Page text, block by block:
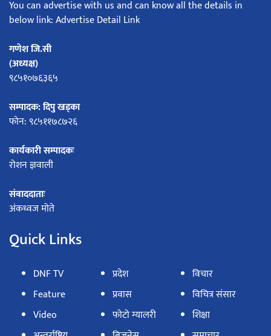
You can advertise with us and can know all the details in
below link: Advertise Detail Link
गणेश जि.सी
(अध्यक्ष)
९८५१०७६३६५
सम्पादक: दिपु खड्का
फोन: ९८५११७८७२६
कार्यकारी सम्पादकः
रोशन ज्ञवाली
संवाददाताः
अंकध्वज मोते
Quick Links
DNF TV
Feature
Video
प्रदेश
प्रवास
फोटो ग्यालरी
विचार
विचित्र संसार
शिक्षा